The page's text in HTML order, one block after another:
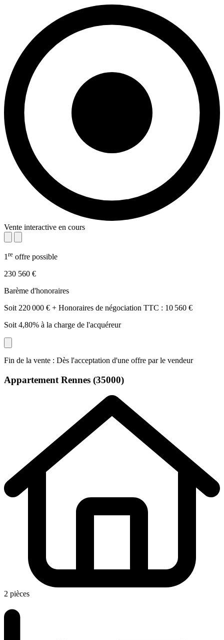
Vente interactive en cours
1 re offre possible
230 560 €
Barème d'honoraires
Soit 220 000 € + Honoraires de négociation TTC : 10 560 €
Soit 4,80% à la charge de l'acquéreur
Fin de la vente : Dès l'acceptation d'une offre par le vendeur
Appartement Rennes (35000)
2 pièces